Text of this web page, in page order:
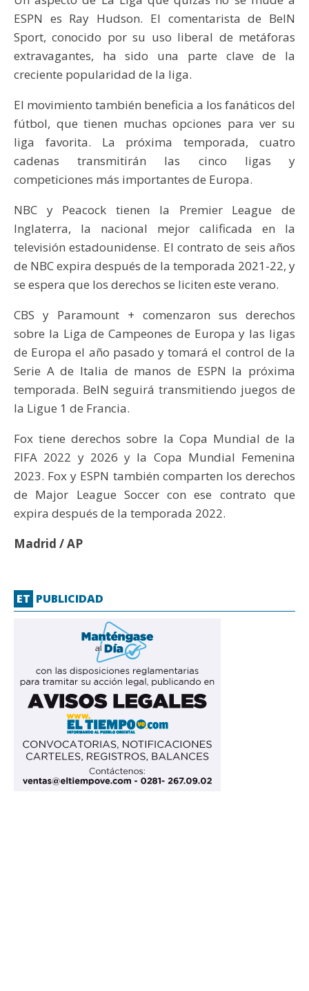
ESPN es Ray Hudson. El comentarista de BeIN
Sport, conocido por su uso liberal de metáforas
extravagantes, ha sido una parte clave de la
creciente popularidad de la liga.
El movimiento también beneficia a los fanáticos del
fútbol, ​​que tienen muchas opciones para ver su
liga favorita. La próxima temporada, cuatro
cadenas transmitirán las cinco ligas y
competiciones más importantes de Europa.
NBC y Peacock tienen la Premier League de
Inglaterra, la nacional mejor calificada en la
televisión estadounidense. El contrato de seis años
de NBC expira después de la temporada 2021-22, y
se espera que los derechos se liciten este verano.
CBS y Paramount + comenzaron sus derechos
sobre la Liga de Campeones de Europa y las ligas
de Europa el año pasado y tomará el control de la
Serie A de Italia de manos de ESPN la próxima
temporada. BeIN seguirá transmitiendo juegos de
la Ligue 1 de Francia.
Fox tiene derechos sobre la Copa Mundial de la
FIFA 2022 y 2026 y la Copa Mundial Femenina
2023. Fox y ESPN también comparten los derechos
de Major League Soccer con ese contrato que
expira después de la temporada 2022.
Madrid / AP
ET PUBLICIDAD